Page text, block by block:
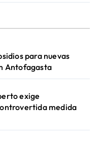
para nuevas
Antofagasta
exige
medida